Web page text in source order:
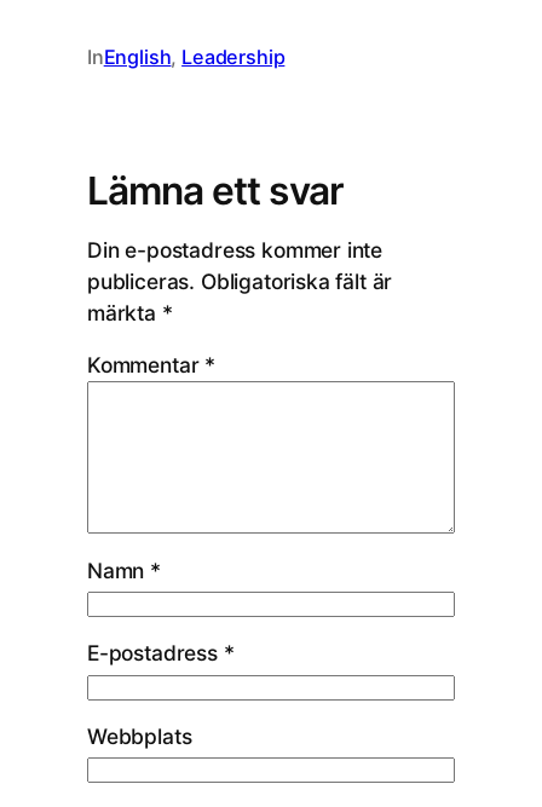
InEnglish, Leadership
Lämna ett svar
Din e-postadress kommer inte
publiceras. Obligatoriska fält är
märkta *
Kommentar *
Namn *
E-postadress *
Webbplats